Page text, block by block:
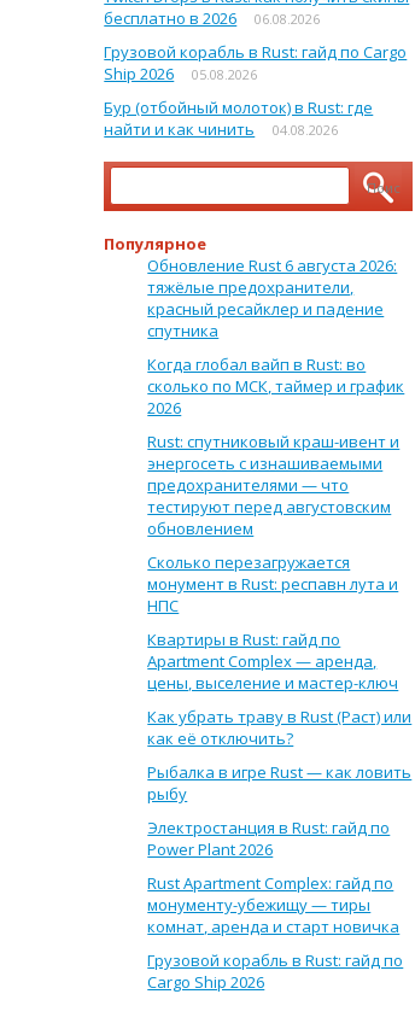
бесплатно в 2026
06.08.2026
Грузовой корабль в Rust: гайд по Cargo
Ship 2026
05.08.2026
Бур (отбойный молоток) в Rust: где
найти и как чинить
04.08.2026
Найти:
Популярное
Обновление Rust 6 августа 2026:
тяжёлые предохранители,
красный ресайклер и падение
спутника
Когда глобал вайп в Rust: во
сколько по МСК, таймер и график
2026
Rust: спутниковый краш-ивент и
энергосеть с изнашиваемыми
предохранителями — что
тестируют перед августовским
обновлением
Сколько перезагружается
монумент в Rust: респавн лута и
НПС
Квартиры в Rust: гайд по
Apartment Complex — аренда,
цены, выселение и мастер-ключ
Как убрать траву в Rust (Раст) или
как её отключить?
Рыбалка в игре Rust — как ловить
рыбу
Электростанция в Rust: гайд по
Power Plant 2026
Rust Apartment Complex: гайд по
монументу-убежищу — тиры
комнат, аренда и старт новичка
Грузовой корабль в Rust: гайд по
Cargo Ship 2026